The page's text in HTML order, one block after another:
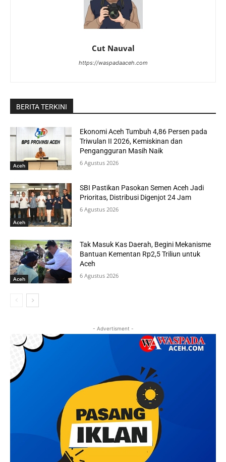
Cut Nauval
https://waspadaaceh.com
BERITA TERKINI
Aceh
Ekonomi Aceh Tumbuh 4,86 Persen pada
Triwulan II 2026, Kemiskinan dan
Pengangguran Masih Naik
6 Agustus 2026
Aceh
SBI Pastikan Pasokan Semen Aceh Jadi
Prioritas, Distribusi Digenjot 24 Jam
6 Agustus 2026
Aceh
Tak Masuk Kas Daerah, Begini Mekanisme
Bantuan Kementan Rp2,5 Triliun untuk
Aceh
6 Agustus 2026
- Advertisment -